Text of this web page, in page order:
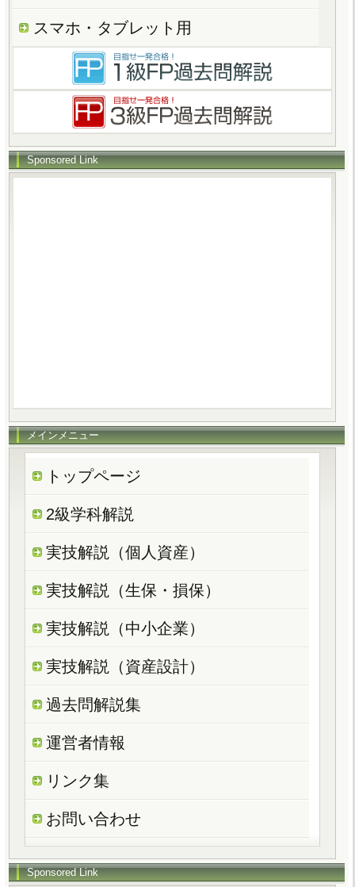
スマホ・タブレット用
Sponsored Link
メインメニュー
トップページ
2級学科解説
実技解説（個人資産）
実技解説（生保・損保）
実技解説（中小企業）
実技解説（資産設計）
過去問解説集
運営者情報
リンク集
お問い合わせ
Sponsored Link